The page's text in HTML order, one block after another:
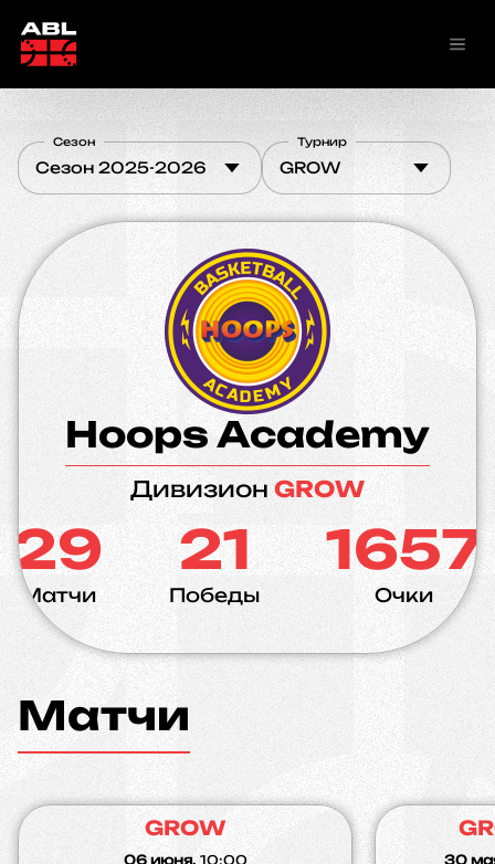
Сезон 2025-2026
Сезон
GROW
Турнир
Hoops Academy
Дивизион GROW
29
Матчи
21
Победы
1657
Очки
Матчи
GROW
06 июня, 10:00 30